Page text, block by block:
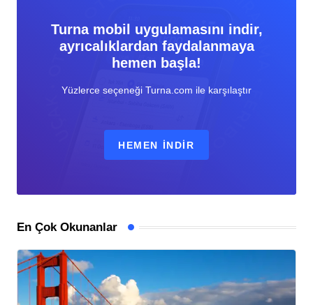
Turna mobil uygulamasını indir,
ayrıcalıklardan faydalanmaya
hemen başla!
Yüzlerce seçeneği Turna.com ile karşılaştır
HEMEN İNDİR
En Çok Okunanlar